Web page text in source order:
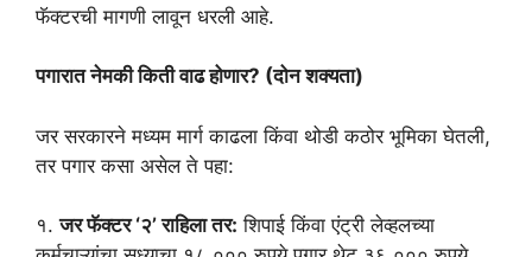
फॅक्टरची मागणी लावून धरली आहे.
पगारात नेमकी किती वाढ होणार? (दोन शक्यता)
​जर सरकारने मध्यम मार्ग काढला किंवा थोडी कठोर भूमिका घेतली,
तर पगार कसा असेल ते पहा:
​१.जर फॅक्टर ‘२’ राहिला तर: शिपाई किंवा एंट्री लेव्हलच्या